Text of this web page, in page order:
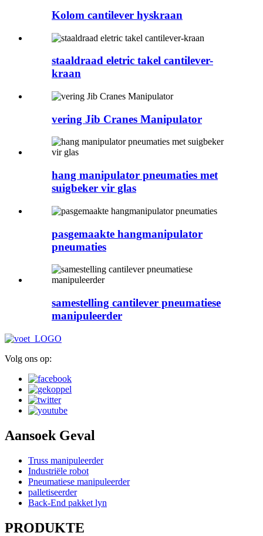
Kolom cantilever hyskraan
staaldraad eletric takel cantilever-
kraan
vering Jib Cranes Manipulator
hang manipulator pneumaties met
suigbeker vir glas
pasgemaakte hangmanipulator
pneumaties
samestelling cantilever pneumatiese
manipuleerder
Volg ons op:
Aansoek Geval
Truss manipuleerder
Industriële robot
Pneumatiese manipuleerder
palletiseerder
Back-End pakket lyn
PRODUKTE